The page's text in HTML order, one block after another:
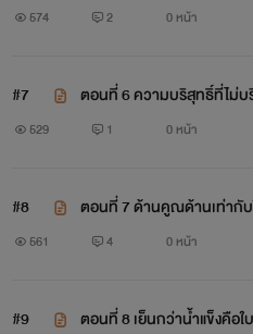
574 2 0 หน้า
#7 ตอนที่ 6 ความบริสุทธิ์ที่ไม่บ
529 1 0 หน้า
#8 ตอนที่ 7 ด้านคูณด้านเท่ากั
561 4 0 หน้า
#9 ตอนที่ 8 เย็นกว่าน้ำแข็งคือใ